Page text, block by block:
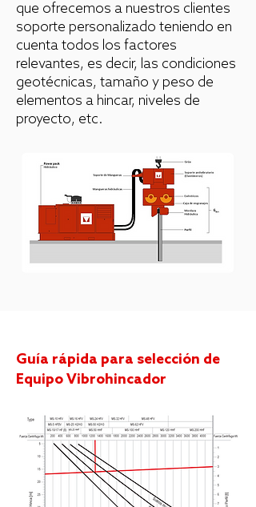
que ofrecemos a nuestros clientes
soporte personalizado teniendo en
cuenta todos los factores
relevantes, es decir, las condiciones
geotécnicas, tamaño y peso de
elementos a hincar, niveles de
proyecto, etc.
Guía rápida para selección de
Equipo Vibrohincador